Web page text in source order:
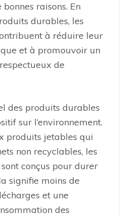
raisons. En
durables, les
à réduire leur
et à promouvoir un
de
des produits durables
sur l’environnement.
produits jetables qui
non recyclables, les
conçus pour durer
signifie moins de
et une
des